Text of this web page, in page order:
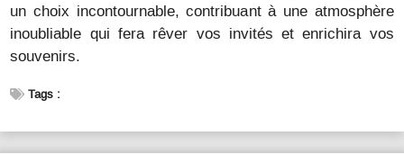
un choix incontournable, contribuant à une atmosphère
inoubliable qui fera rêver vos invités et enrichira vos
souvenirs.
Tags :